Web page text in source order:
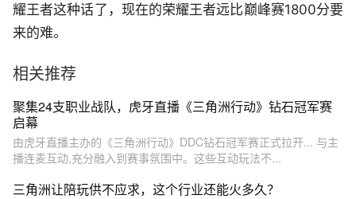
耀王者这种话了，现在的荣耀王者远比巅峰赛1800分要
来的难。
相关推荐
聚集24支职业战队，虎牙直播《三角洲行动》钻石冠军赛
启幕
由虎牙直播主办的《三角洲行动》DDC钻石冠军赛正式拉开... 与主
播连麦互动,充分融入到赛事氛围中。这些互动玩法不...
三角洲让陪玩供不应求，这个行业还能火多久？